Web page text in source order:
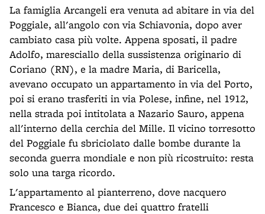
La famiglia Arcangeli era venuta ad abitare in via del
Poggiale, all'angolo con via Schiavonia, dopo aver
cambiato casa più volte. Appena sposati, il padre
Adolfo, maresciallo della sussistenza originario di
Coriano (RN), e la madre Maria, di Baricella,
avevano occupato un appartamento in via del Porto,
poi si erano trasferiti in via Polese, infine, nel 1912,
nella strada poi intitolata a Nazario Sauro, appena
all'interno della cerchia del Mille. Il vicino torresotto
del Poggiale fu sbriciolato dalle bombe durante la
seconda guerra mondiale e non più ricostruito: resta
solo una targa ricordo.
L'appartamento al pianterreno, dove nacquero
Francesco e Bianca, due dei quattro fratelli